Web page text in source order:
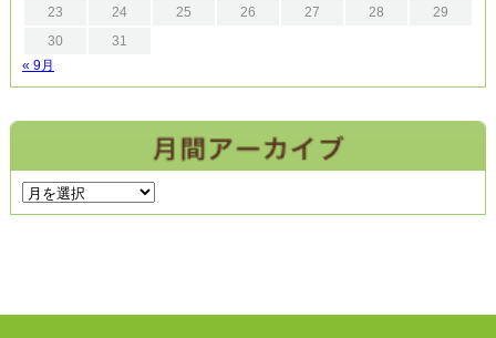
23
24 25 26 27 28
29
30
31
« 9月